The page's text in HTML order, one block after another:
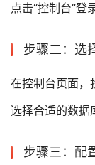
点击“控制台”登
步骤二：选
在控制台页面，
选择合适的数据
步骤三：配